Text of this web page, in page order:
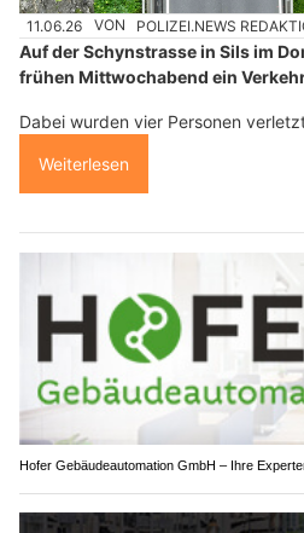
11.06.26 VON POLIZEI.NEWS
Auf der Schynstrasse in Sils im
frühen Mittwochabend ein
Dabei wurden vier Personen
Weiterlesen
Hofer Gebäudeautomation GmbH – Ihre